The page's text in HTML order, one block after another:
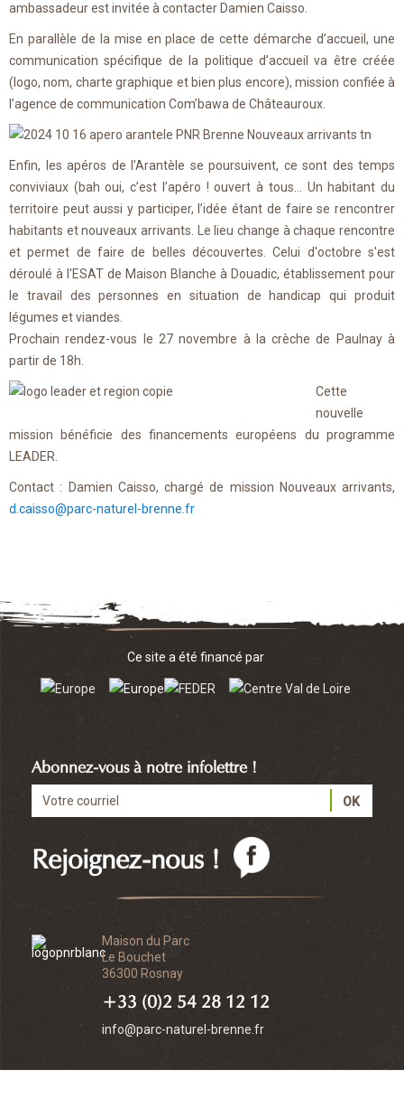
ambassadeur est invitée à contacter Damien Caisso.
En parallèle de la mise en place de cette démarche d’accueil, une
communication spécifique de la politique d’accueil va être créée
(logo, nom, charte graphique et bien plus encore), mission confiée à
l’agence de communication Com’bawa de Châteauroux.
Enfin, les apéros de l’Arantèle se poursuivent, ce sont des temps
conviviaux (bah oui, c’est l’apéro ! ouvert à tous… Un habitant du
territoire peut aussi y participer, l’idée étant de faire se rencontrer
habitants et nouveaux arrivants. Le lieu change à chaque rencontre
et permet de faire de belles découvertes. Celui d'octobre s'est
déroulé à l'ESAT de Maison Blanche à Douadic, établissement pour
le travail des personnes en situation de handicap qui produit
légumes et viandes.
Prochain rendez-vous le 27 novembre à la crèche de Paulnay à
partir de 18h.
Cette
nouvelle
mission bénéficie des financements européens du programme
LEADER.
Contact : Damien Caisso, chargé de mission Nouveaux arrivants,
d.caisso@parc-naturel-brenne.fr
Maison du Parc
Le Bouchet
36300 Rosnay
+33 (0)2 54 28 12 12
info@parc-naturel-brenne.fr
Rejoignez-nous !
Abonnez-vous à notre infolettre !
Ce site a été financé par